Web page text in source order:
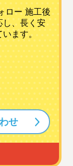
ロー 施工後
し、長く安
います。
せ